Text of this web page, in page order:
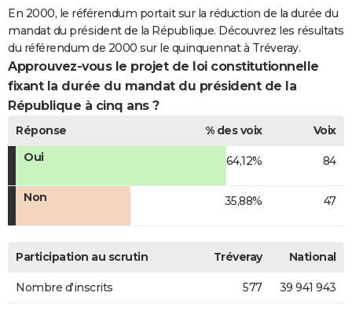
En 2000, le référendum portait sur la réduction de la durée du
mandat du président de la République. Découvrez les résultats
du référendum de 2000 sur le quinquennat à Tréveray.
Approuvez-vous le projet de loi constitutionnelle
fixant la durée du mandat du président de la
République à cinq ans ?
Réponse % des voix
Voix
Oui
64,12% 84
Non 35,88% 47
Participation au scrutin Tréveray National
Nombre d'inscrits 577 39 941 943